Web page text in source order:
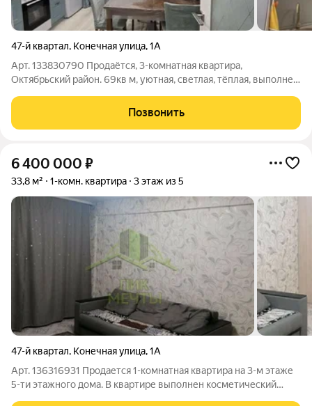
47-й квартал, Конечная улица,1А
Арт. 133830790 Продаётся, 3-комнатная квартира,
Октябрьский район. 69кв м, уютная, светлая, тёплая, выполнен
2 лоджии. Развитая инфраструктура дома, остановка
общественного транспорта,
Позвонить
6 400 000 ₽
33,8 м² 1-комн. квартира 3 этаж из 5
47-й квартал, Конечная улица,1А
Арт. 136316931 Продается 1-комнатная квартира на 3-м этаже
5-ти этажного дома. В квартире выполнен косметический